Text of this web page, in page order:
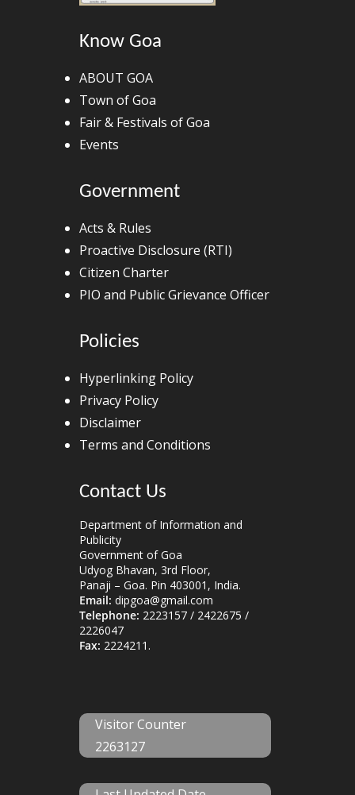
Know Goa
ABOUT GOA
Town of Goa
Fair & Festivals of Goa
Events
Government
Acts & Rules
Proactive Disclosure (RTI)
Citizen Charter
PIO and Public Grievance Officer
Policies
Hyperlinking Policy
Privacy Policy
Disclaimer
Terms and Conditions
Contact Us
Department of Information and
Publicity
Government of Goa
Udyog Bhavan, 3rd Floor,
Panaji – Goa. Pin 403001, India.
Email: dipgoa@gmail.com
Telephone: 2223157 / 2422675 /
2226047
Fax: 2224211.
Visitor Counter
2263127